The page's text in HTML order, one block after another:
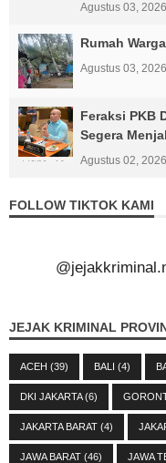
Agustus 03, 2026
Rumah
Agustus 03, 2026
Feraksi PKB
Segera
Agustus 02, 2026
FOLLOW TIKTOK KAMI
JEJAK KRIMINAL
ACEH (39) BALI (4)
DKI JAKARTA(6)
JAKARTA BARAT (4)
JAWA BARAT (46) JAWA